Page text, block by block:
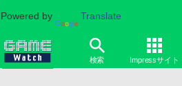
Powered by Translate
検索 Impressサイト